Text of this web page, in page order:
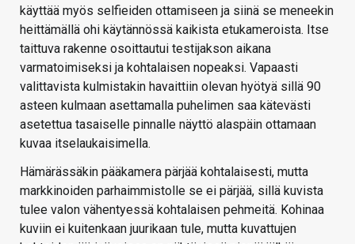
käyttää myös selfieiden ottamiseen ja siinä se meneekin
heittämällä ohi käytännössä kaikista etukameroista. Itse
taittuva rakenne osoittautui testijakson aikana
varmatoimiseksi ja kohtalaisen nopeaksi. Vapaasti
valittavista kulmistakin havaittiin olevan hyötyä sillä 90
asteen kulmaan asettamalla puhelimen saa kätevästi
asetettua tasaiselle pinnalle näyttö alaspäin ottamaan
kuvaa itselaukaisimella.
Hämärässäkin pääkamera pärjää kohtalaisesti, mutta
markkinoiden parhaimmistolle se ei pärjää, sillä kuvista
tulee valon vähentyessä kohtalaisen pehmeitä. Kohinaa
kuviin ei kuitenkaan juurikaan tule, mutta kuvattujen